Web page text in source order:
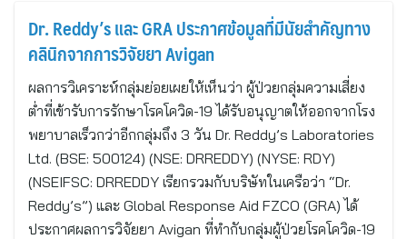
Dr. Reddy’s และ GRA ประกาศข้อมูลที่มีนัยสำคัญทาง
คลินิกจากการวิจัยยา Avigan
ผลการวิเคราะห์กลุ่มย่อยเผยให้เห็นว่า ผู้ป่วยกลุ่มความเสี่ยง
ต่ำที่เข้ารับการรักษาโรคโควิด-19 ได้รับอนุญาตให้ออกจากโรง
พยาบาลเร็วกว่าอีกกลุ่มถึง 3 วัน Dr. Reddy’s Laboratories
Ltd. (BSE: 500124) (NSE: DRREDDY) (NYSE: RDY)
(NSEIFSC: DRREDDY เรียกรวมกับบริษัทในเครือว่า “Dr.
Reddy’s”) และ Global Response Aid FZCO (GRA) ได้
ประกาศผลการวิจัยยา Avigan ที่ทำกับกลุ่มผู้ป่วยโรคโควิด-19